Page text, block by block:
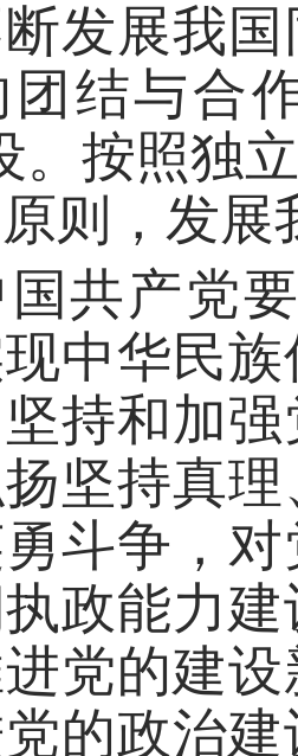
发展我
团结与合
。按照独
则，发展
产党要
中华民
持和加
坚持真
斗争，
政能力
党的建
的政治